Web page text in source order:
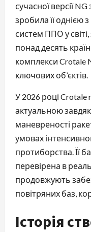
сучасної версії
зробила її однією
систем ППО у
понад десять
комплекси Crotale
ключових об’єктів.
У 2026 році Crotale
актуальною
маневреності
умовах
протиборства. Її
перевірена в
продовжують
повітряних баз,
Історія